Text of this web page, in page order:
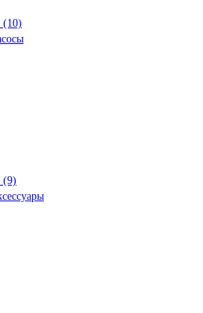
(10)
(9)